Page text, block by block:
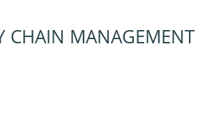
CHAIN MANAGEMENT